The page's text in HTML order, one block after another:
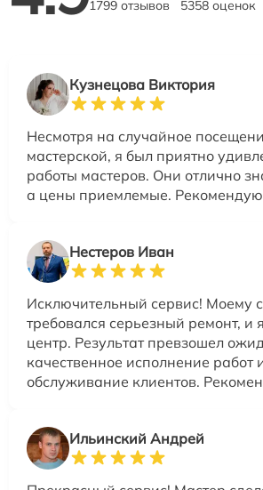
1799 отзывов 5358 оценок
Кузнецова Виктория
Несмотря на случайное
мастерской, я был приятно
работы мастеров. Они отлично
а цены приемлемые. Рекомендую
Нестеров Иван
Исключительный сервис! Моему
требовался серьезный ремонт, и
центр. Результат превзошел
качественное исполнение работ
обслуживание клиентов.
Ильинский Андрей